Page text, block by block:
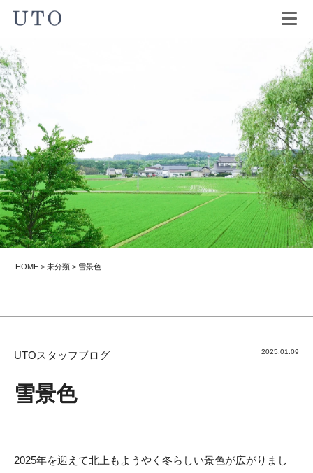
HOME >未分類 > 雪景色
2025.01.09
UTOスタッフブログ
雪景色
2025年を迎えて北上もようやく冬らしい景色が広がりまし